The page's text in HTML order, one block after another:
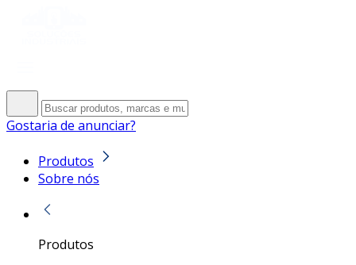
Gostaria de anunciar?
Produtos
Sobre nós
Produtos